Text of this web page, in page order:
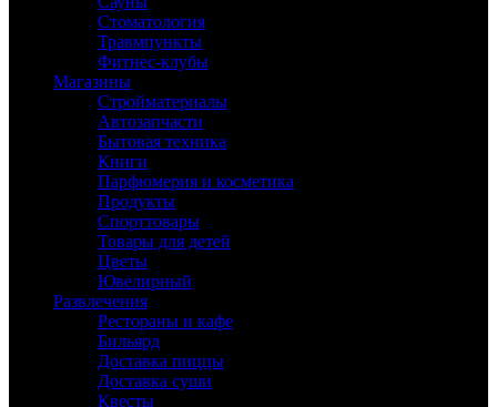
Стоматология
Травмпункты
Фитнес-клубы
Магазины
Стройматериалы
Автозапчасти
Бытовая техника
Книги
Парфюмерия и косметика
Продукты
Спорттовары
Товары для детей
Цветы
Ювелирный
Развлечения
Рестораны и кафе
Бильярд
Доставка пиццы
Доставка суши
Квесты